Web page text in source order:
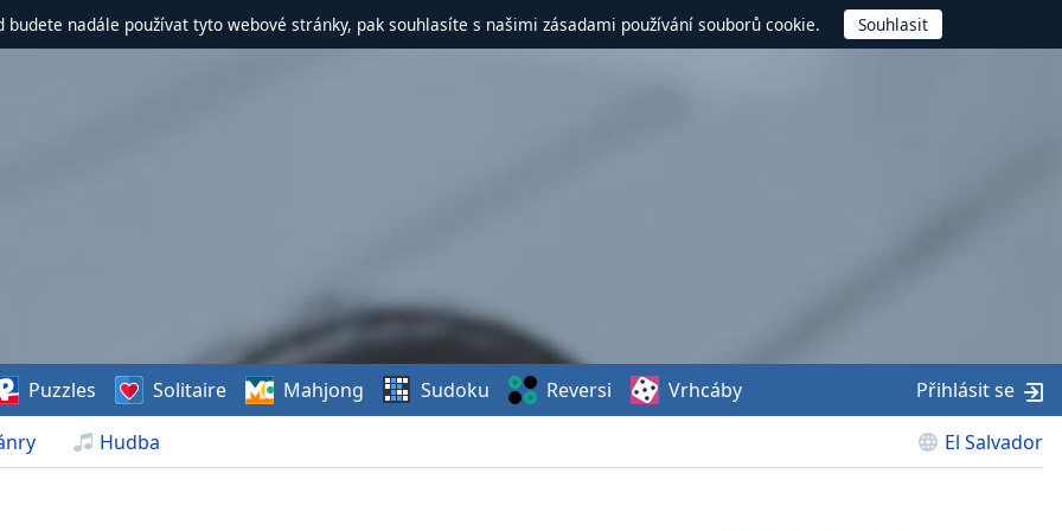
budete nadále používat tyto webové stránky, pak souhlasíte s našimi zásadami používání souborů cookie.
Hudba El Salvador
Puzzles Solitaire Mahjong Sudoku Reversi Vrhcáby Přihlásit se